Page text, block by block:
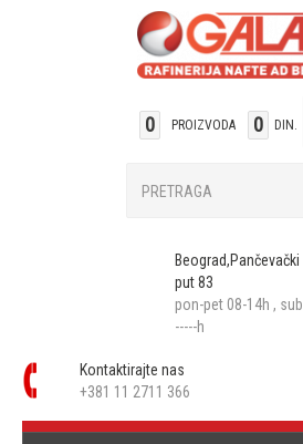
0 PROIZVODA 0 DIN.
Beograd,Pančevački
put 83
pon-pet 08-14h , sub
-----h
Kontaktirajte nas
+381 11 2711 366